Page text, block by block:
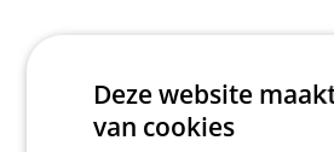
Deze website
van cookies